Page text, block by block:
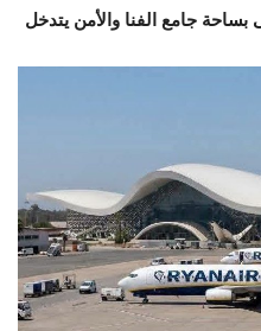
جامع الفنا والأمن يتدخل